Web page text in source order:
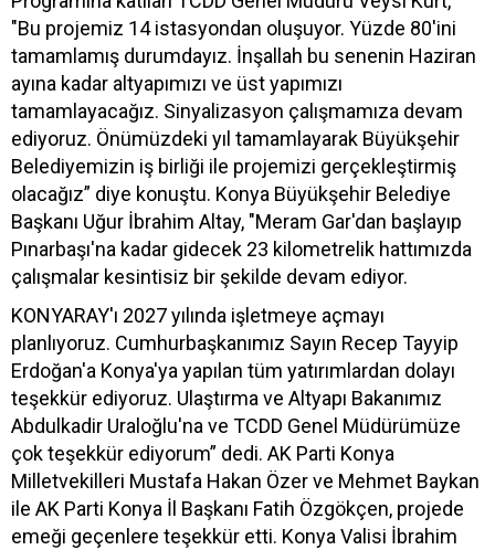
"Bu projemiz 14 istasyondan oluşuyor. Yüzde 80'ini
tamamlamış durumdayız. İnşallah bu senenin Haziran
ayına kadar altyapımızı ve üst yapımızı
tamamlayacağız. Sinyalizasyon çalışmamıza devam
ediyoruz. Önümüzdeki yıl tamamlayarak Büyükşehir
Belediyemizin iş birliği ile projemizi gerçekleştirmiş
olacağız” diye konuştu. Konya Büyükşehir Belediye
Başkanı Uğur İbrahim Altay, "Meram Gar'dan başlayıp
Pınarbaşı'na kadar gidecek 23 kilometrelik hattımızda
çalışmalar kesintisiz bir şekilde devam ediyor.
KONYARAY'ı 2027 yılında işletmeye açmayı
planlıyoruz. Cumhurbaşkanımız Sayın Recep Tayyip
Erdoğan'a Konya'ya yapılan tüm yatırımlardan dolayı
teşekkür ediyoruz. Ulaştırma ve Altyapı Bakanımız
Abdulkadir Uraloğlu'na ve TCDD Genel Müdürümüze
çok teşekkür ediyorum” dedi. AK Parti Konya
Milletvekilleri Mustafa Hakan Özer ve Mehmet Baykan
ile AK Parti Konya İl Başkanı Fatih Özgökçen, projede
emeği geçenlere teşekkür etti. Konya Valisi İbrahim